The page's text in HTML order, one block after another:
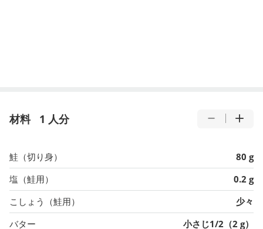
材料 1 人分
鮭（切り身）
80 g
塩（鮭用）
0.2 g
こしょう（鮭用）
少々
バター
小さじ1/2（2 g）